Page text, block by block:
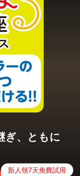
ぎ、ともに
新人領7天免費試用